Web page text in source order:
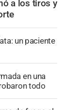
a los tiros y
un paciente
en una
todo